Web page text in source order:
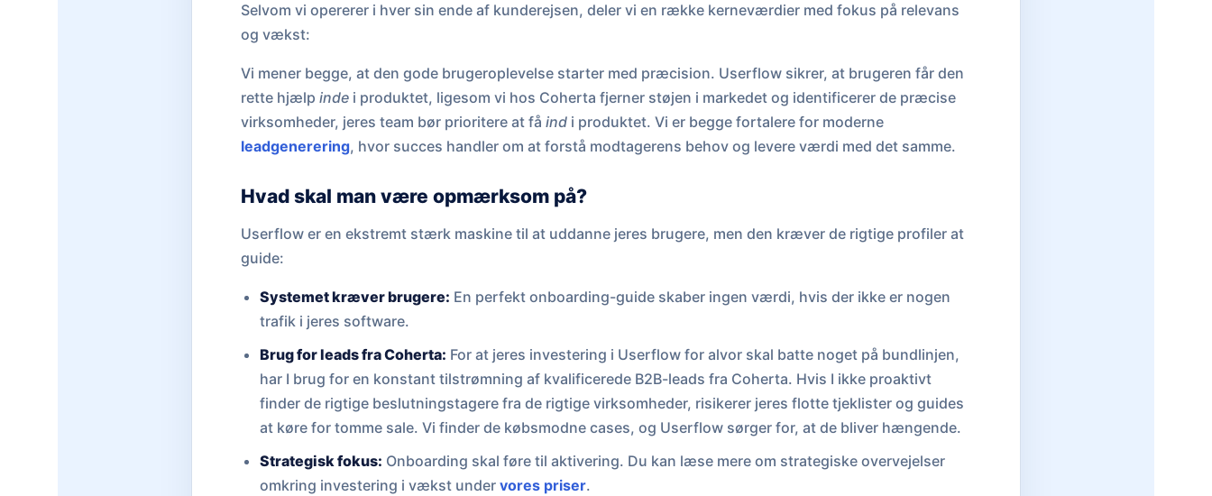
Selvom vi opererer i hver sin ende af kunderejsen, deler vi en række kerneværdier med fokus på relevans
og vækst:
Vi mener begge, at den gode brugeroplevelse starter med præcision. Userflow sikrer, at brugeren får den
rette hjælp indei produktet, ligesom vi hos Coherta fjerner støjen i markedet og identificerer de præcise
virksomheder, jeres team bør prioritere at få indi produktet. Vi er begge fortalere for moderne
leadgenerering, hvor succes handler om at forstå modtagerens behov og levere værdi med det samme.
Hvad skal man være opmærksom på?
Userflow er en ekstremt stærk maskine til at uddanne jeres brugere, men den kræver de rigtige profiler at
guide:
Systemet kræver brugere: En perfekt onboarding-guide skaber ingen værdi, hvis der ikke er nogen
trafik i jeres software.
Brug for leads fra Coherta: For at jeres investering i Userflow for alvor skal batte noget på bundlinjen,
har I brug for en konstant tilstrømning af kvalificerede B2B-leads fra Coherta. Hvis I ikke proaktivt
finder de rigtige beslutningstagere fra de rigtige virksomheder, risikerer jeres flotte tjeklister og guides
at køre for tomme sale. Vi finder de købsmodne cases, og Userflow sørger for, at de bliver hængende.
Strategisk fokus: Onboarding skal føre til aktivering. Du kan læse mere om strategiske overvejelser
omkring investering i vækst undervores priser.